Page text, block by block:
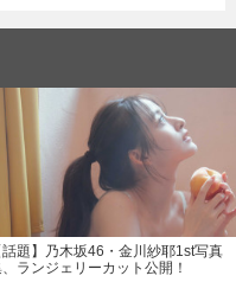
話題】乃木坂46・金川紗耶1st写真
ランジェリーカット公開！